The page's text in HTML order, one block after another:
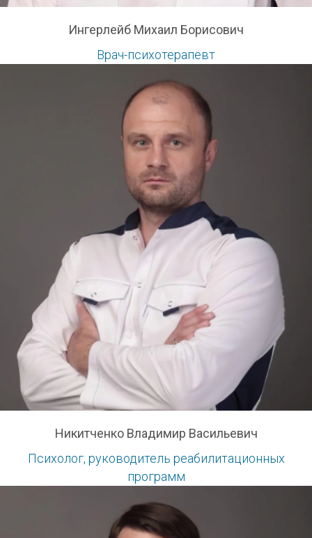
Ингерлейб Михаил Борисович
Врач-психотерапевт
Никитченко Владимир Васильевич
Психолог, руководитель реабилитационных
программ